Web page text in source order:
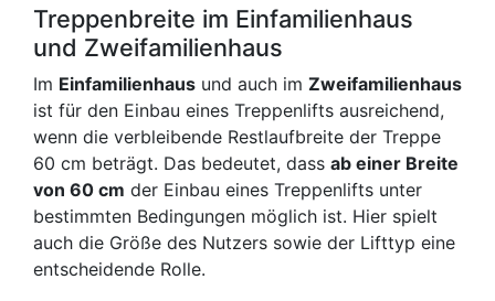
Treppenbreite im Einfamilienhaus
und Zweifamilienhaus
Im Einfamilienhaus und auch im Zweifamilienhaus
ist für den Einbau eines Treppenlifts ausreichend,
wenn die verbleibende Restlaufbreite der Treppe
60 cm beträgt. Das bedeutet, dass ab einer Breite
von 60 cm der Einbau eines Treppenlifts unter
bestimmten Bedingungen möglich ist. Hier spielt
auch die Größe des Nutzers sowie der Lifttyp eine
entscheidende Rolle.